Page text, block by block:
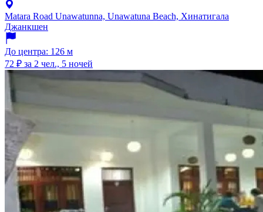
Matara Road Unawatunna, Unawatuna Beach, Хинатигала
Джанкшен
До центра: 126 м
72 ₽ за 2 чел., 5 ночей